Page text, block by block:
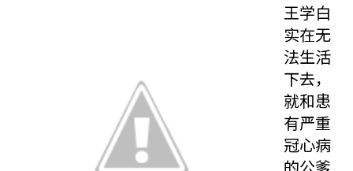
王学白
实在无
法生活
下去，
就和患
有严重
冠心病